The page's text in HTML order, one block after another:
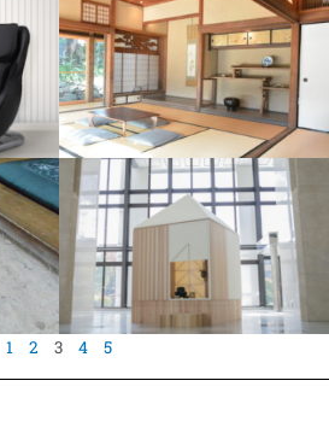
1 2 3 4 5